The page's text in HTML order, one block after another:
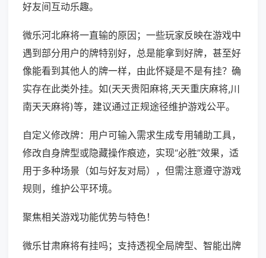
好友间互动乐趣。
微乐河北麻将一直输的原因；一些玩家反映在游戏中
遇到部分用户的牌特别好，总是能拿到好牌，甚至好
像能看到其他人的牌一样，由此怀疑是不是有挂？确
实存在此类外挂。如(天天贵阳麻将,天天重庆麻将,川
南天天麻将)等，建议通过正规途径维护游戏公平。
自定义修改牌：用户可输入需求生成专用辅助工具，
修改自身牌型或隐藏操作痕迹，实现“必胜”效果，适
用于多种场景（如与好友对局），但需注意遵守游戏
规则，维护公平环境。
聚焦相关游戏功能优势与特色！
微乐甘肃麻将有挂吗；支持透视全局牌型、智能出牌